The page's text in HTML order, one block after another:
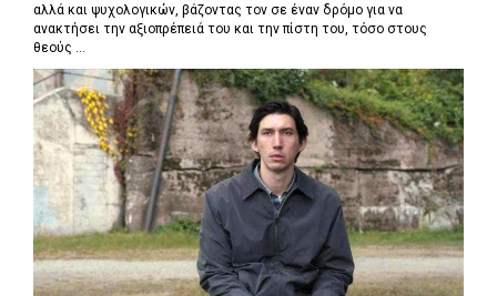
αλλά και ψυχολογικών, βάζοντας τον σε έναν δρόμο για να
ανακτήσει την αξιοπρέπειά του και την πίστη του, τόσο στους
θεούς ...